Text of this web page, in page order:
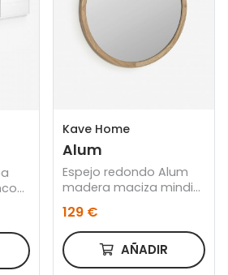
Kave Home
Alum
Espejo redondo Alum
madera maciza mindi
129 €
AÑADIR